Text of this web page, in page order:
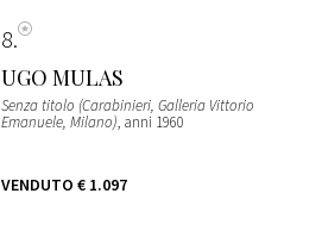
8
UGO MULAS
Senza titolo (Carabinieri, Galleria Vittorio
Emanuele, Milano), anni 1960
VENDUTO € 1.097